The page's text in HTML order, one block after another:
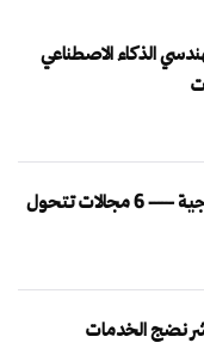
الذكاء الاصطناعي
تتحول
نضج الخدمات